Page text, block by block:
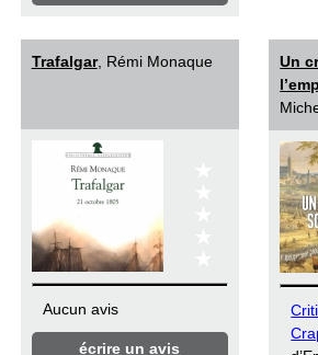
Trafalgar, Rémi Monaque
Aucun avis
écrire un avis
Un